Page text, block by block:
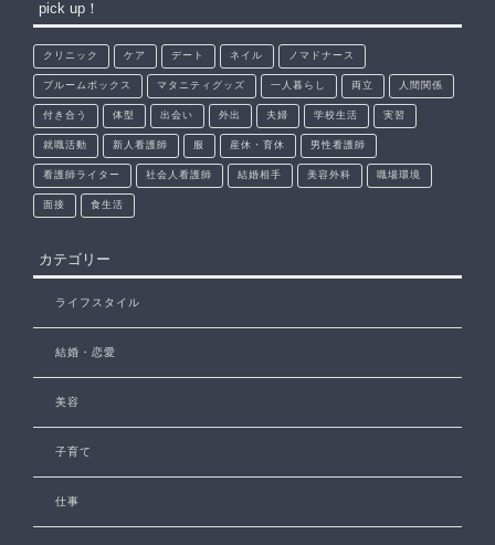
pick up！
クリニック ケア デート ネイル ノマドナース
ブルームボックス マタニティグッズ 一人暮らし 両立 人間関係
付き合う 体型 出会い 外出 夫婦 学校生活 実習
就職活動 新人看護師 服 産休・育休 男性看護師
看護師ライター 社会人看護師 結婚相手 美容外科 職場環境
面接 食生活
カテゴリー
ライフスタイル
結婚・恋愛
美容
子育て
仕事